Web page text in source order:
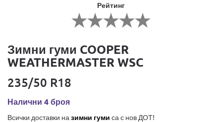
Рейтинг
Зимни гуми COOPER
WEATHERMASTER WSC
235/50 R18
Налични 4 броя
Всички доставки на зимни гуми са с нов ДОТ!